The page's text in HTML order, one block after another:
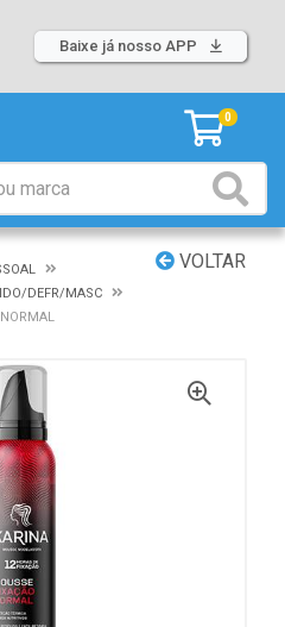
Baixe já nosso APP
0
VOLTAR
DEFR/MASC